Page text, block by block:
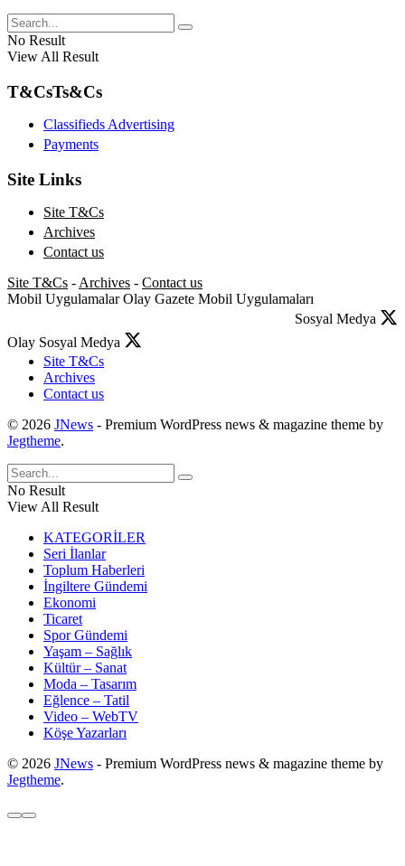
No Result
View All Result
T&CsTs&Cs
Classifieds Advertising
Payments
Site Links
Site T&Cs
Archives
Contact us
Site T&Cs - Archives - Contact us
Mobil Uygulamalar Olay Gazete Mobil Uygulamaları
Sosyal Medya
Olay Sosyal Medya
Site T&Cs
Archives
Contact us
© 2026 JNews - Premium WordPress news & magazine theme by
Jegtheme.
No Result
View All Result
KATEGORİLER
Seri İlanlar
Toplum Haberleri
İngiltere Gündemi
Ekonomi
Ticaret
Spor Gündemi
Yaşam – Sağlık
Kültür – Sanat
Moda – Tasarım
Eğlence – Tatil
Video – WebTV
Köşe Yazarları
© 2026 JNews - Premium WordPress news & magazine theme by
Jegtheme.